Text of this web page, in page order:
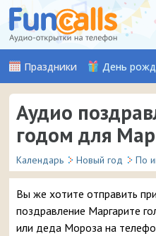
Праздники День
Аудио
годом для
Календарь Новый год По
Вы же хотите отправить
поздравление Маргарите
или деда Мороза на